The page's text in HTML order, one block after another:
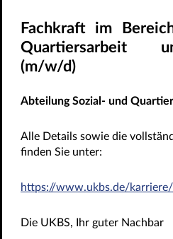
Kontakt
Öffnungs- &
Nachricht schreiben
Fachkraft im
Quartiersarbeit
(m/w/d)
Abteilung Sozial- und
Alle Details sowie die
finden Sie unter:
https://www.ukbs.de/karriere/
Die UKBS, Ihr guter Nachbar